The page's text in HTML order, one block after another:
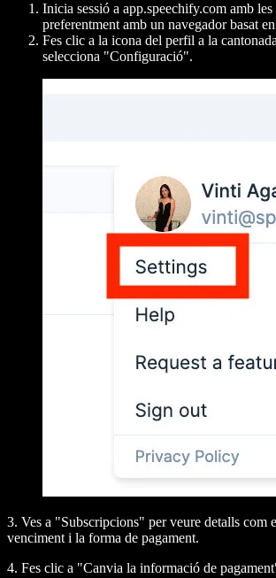
Inicia sessió a app.speechify.com amb les
preferentment amb un navegador basat
Fes clic a la icona del perfil a la
selecciona "Configuració".
3. Ves a "Subscripcions" per veure detalls com
venciment i la forma de pagament.
4. Fes clic a "Canvia la informació de